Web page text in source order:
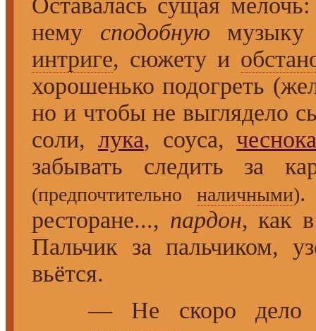
Оставалась сущая
нему сподобную
интриге, сюжету и
хорошенько подогреть
но и чтобы не выглядело
соли, лука, соуса,
забывать следить за
(предпочтительно наличными).
ресторане..., пардон, как
Пальчик за пальчиком,
вьётся.
— Не скоро дело